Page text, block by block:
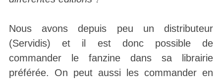
Nous avons depuis peu un distributeur
(Servidis) et il est donc possible de
commander le fanzine dans sa librairie
préférée. On peut aussi les commander en